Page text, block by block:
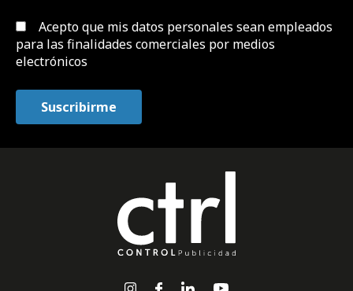
Acepto que mis datos personales sean empleados
para las finalidades comerciales por medios
electrónicos